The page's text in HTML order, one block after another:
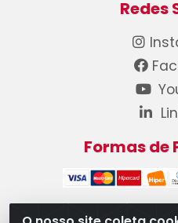
Redes
Formas de